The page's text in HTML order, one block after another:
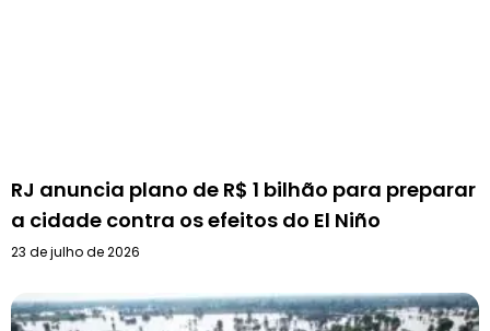
RJ anuncia plano de R$ 1 bilhão para preparar
a cidade contra os efeitos do El Niño
23 de julho de 2026